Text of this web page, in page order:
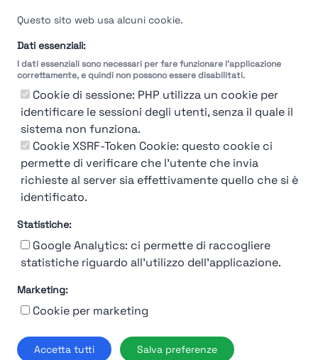
Questo sito web usa alcuni cookie.
Dati essenziali:
I dati essenziali sono necessari per fare funzionare l'applicazione
correttamente, e quindi non possono essere disabilitati.
Cookie di sessione: PHP utilizza un cookie per
identificare le sessioni degli utenti, senza il quale il
sistema non funziona.
Cookie XSRF-Token Cookie: questo cookie ci
permette di verificare che l'utente che invia
richieste al server sia effettivamente quello che si è
identificato.
Statistiche:
Google Analytics: ci permette di raccogliere
statistiche riguardo all'utilizzo dell'applicazione.
Marketing:
Cookie per marketing
Accetta tutti Salva preferenze
Velocità del processo di
Molto
Breve Lungo
Molto
Misuriamo l'efficienza e la velocità del processo
di selezione del personale attraverso dati
aziendali, feedback dei candidati e valutazioni
Termini e Condizioni
© 2019-2026 Stupendio. Tutti i diritti riservati | Smarteris S.r.l. P.IVA
02659750992 | Capitale Sociale € 2.550 i.v.